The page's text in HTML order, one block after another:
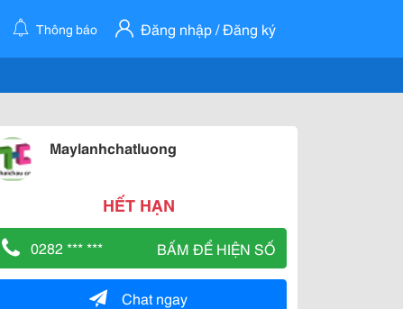
Thông báo Đăng nhập / Đăng ký
Maylanhchatluong
HẾT HẠN
0282 *** *** BẤM ĐỂ HIỆN SỐ
Chat ngay